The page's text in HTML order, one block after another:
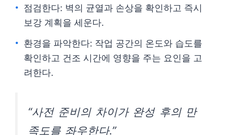
점검한다: 벽의 균열과 손상을 확인하고 즉시
보강 계획을 세운다.
환경을 파악한다: 작업 공간의 온도와 습도를
확인하고 건조 시간에 영향을 주는 요인을 고
려한다.
“사전 준비의 차이가 완성 후의 만
족도를 좌우한다.”